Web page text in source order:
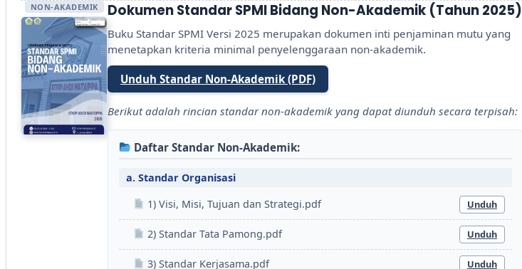
NON-AKADEMIK Dokumen Standar SPMI Bidang Non-Akademik (Tahun 2025)
Buku Standar SPMI Versi 2025 merupakan dokumen inti penjaminan mutu yang
menetapkan kriteria minimal penyelenggaraan non-akademik.
Unduh Standar Non-Akademik (PDF)
Berikut adalah rincian standar non-akademik yang dapat diunduh secara terpisah:
Daftar Standar Non-Akademik:
a. Standar Organisasi
1) Visi, Misi, Tujuan dan Strategi.pdf
Unduh
2) Standar Tata Pamong.pdf Unduh
3) Standar Kerjasama.pdf Unduh